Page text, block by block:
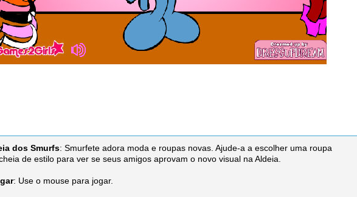
dos Smurfs: Smurfete adora moda e roupas novas. Ajude-a a escolher uma roupa
de estilo para ver se seus amigos aprovam o novo visual na Aldeia.
: Use o mouse para jogar.